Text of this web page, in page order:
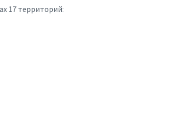
17 территорий: